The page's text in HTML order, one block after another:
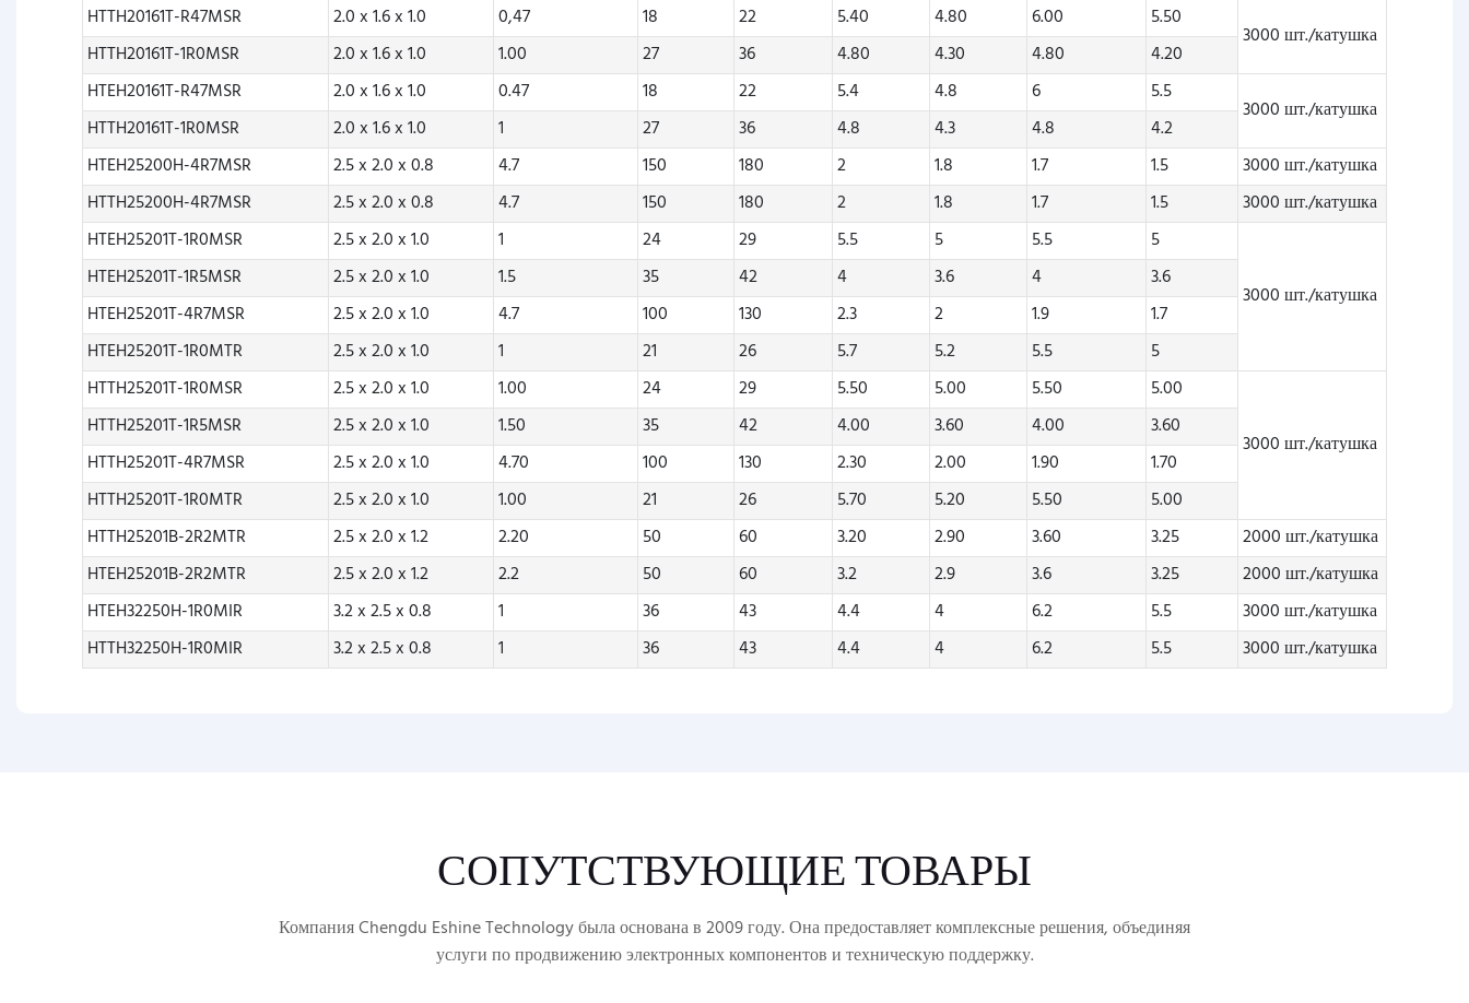
HTTH20161T-R47MSR
2.0 x 1.6 x 1.0 0,47 18 22 5.40 4.80 6.00 5.50
3000 шт./катушка
HTTH20161T-1R0MSR 2.0 x 1.6 x 1.0 1.00 27 36 4.80 4.30 4.80
4.20
HTEH20161T-R47MSR
2.0 x 1.6 x 1.0 0.47 18 22 5.4 4.8 6 5.5
3000 шт./катушка
HTTH20161T-1R0MSR 2.0 x 1.6 x 1.0 1 27 36 4.8 4.3 4.8
4.2
HTEH25200H-4R7MSR
2.5 x 2.0 x 0.8 4.7 150 180 2 1.8 1.7 1.5
3000 шт./катушка
HTTH25200H-4R7MSR
2.5 x 2.0 x 0.8 4.7 150 180 2 1.8 1.7 1.5
3000 шт./катушка
HTEH25201T-1R0MSR
2.5 x 2.0 x 1.0 1 24 29 5.5 5 5.5
5
3000 шт./катушка
HTEH25201T-1R5MSR 2.5 x 2.0 x 1.0 1.5 35 42 4 3.6 4
3.6
HTEH25201T-4R7MSR
2.5 x 2.0 x 1.0 4.7 100 130 2.3 2 1.9
1.7
HTEH25201T-1R0MTR
2.5 x 2.0 x 1.0 1 21 26 5.7 5.2 5.5
5
HTTH25201T-1R0MSR
2.5 x 2.0 x 1.0 1.00 24 29 5.50 5.00 5.50
5.00
3000 шт./катушка
HTTH25201T-1R5MSR 2.5 x 2.0 x 1.0 1.50 35 42 4.00 3.60 4.00
3.60
HTTH25201T-4R7MSR
2.5 x 2.0 x 1.0 4.70 100 130 2.30 2.00 1.90
1.70
HTTH25201T-1R0MTR
2.5 x 2.0 x 1.0 1.00 21 26 5.70 5.20 5.50
5.00
HTTH25201B-2R2MTR
2.5 x 2.0 x 1.2 2.20 50 60 3.20 2.90 3.60 3.25
2000 шт./катушка
HTEH25201B-2R2MTR
2.5 x 2.0 x 1.2 2.2 50 60 3.2 2.9 3.6 3.25
2000 шт./катушка
HTEH32250H-1R0MIR
3.2 x 2.5 x 0.8 1 36 43 4.4 4 6.2 5.5
3000 шт./катушка
HTTH32250H-1R0MIR
3.2 x 2.5 x 0.8 1 36 43 4.4 4 6.2 5.5 3000 шт./катушка
СОПУТСТВУЮЩИЕ ТОВАРЫ
Компания Chengdu Eshine Technology была основана в 2009 году. Она предоставляет комплексные решения, объединяя
услуги по продвижению электронных компонентов и техническую поддержку.